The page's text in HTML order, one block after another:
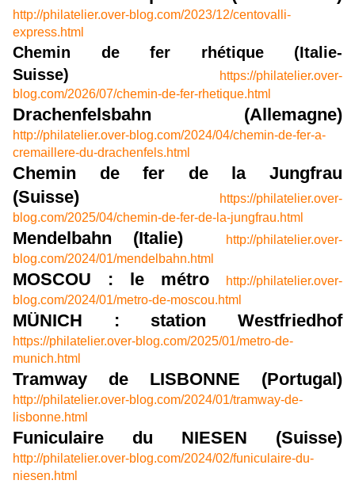
http://philatelier.over-blog.com/2023/12/centovalli-
express.html
Chemin de fer rhétique (Italie-
Suisse)
https://philatelier.over-
blog.com/2026/07/chemin-de-fer-rhetique.html
Drachenfelsbahn (Allemagne)
http://philatelier.over-blog.com/2024/04/chemin-de-fer-a-
cremaillere-du-drachenfels.html
Chemin de fer de la Jungfrau
(Suisse)
https://philatelier.over-
blog.com/2025/04/chemin-de-fer-de-la-jungfrau.html
Mendelbahn (Italie)
http://philatelier.over-
blog.com/2024/01/mendelbahn.html
MOSCOU : le métro
http://philatelier.over-
blog.com/2024/01/metro-de-moscou.html
MÜNICH : station Westfriedhof
https://philatelier.over-blog.com/2025/01/metro-de-
munich.html
Tramway de LISBONNE (Portugal)
http://philatelier.over-blog.com/2024/01/tramway-de-
lisbonne.html
Funiculaire du NIESEN (Suisse)
http://philatelier.over-blog.com/2024/02/funiculaire-du-
niesen.html